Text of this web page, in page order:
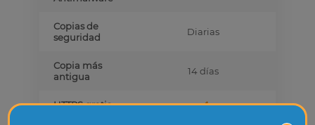
Copias de
seguridad
Diarias
Copia más
antigua
14 días
HTTPS gratis